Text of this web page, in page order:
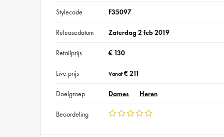
Stylecode F35097
Releasedatum Zaterdag 2 feb 2019
Retailprijs € 130
Live prijs Vanaf€ 211
Doelgroep Dames Heren
Beoordeling